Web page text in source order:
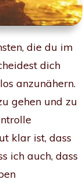
die du im
dich
anzunähern.
gehen und zu
klar ist, dass
ich auch, dass